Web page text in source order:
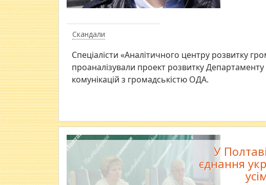
Скандали
Спеціалісти «Аналітичного центру розвитку
проаналізували проект розвитку Департаменту
комунікацій з громадськістю ОДА.
У
єднання